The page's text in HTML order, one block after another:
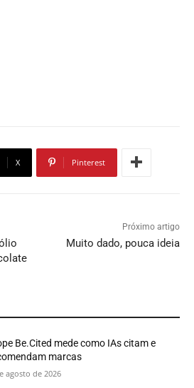
X Pinterest
Próximo artigo
Muito dado, pouca ideia
Be.Cited mede como IAs citam e
marcas
agosto de 2026